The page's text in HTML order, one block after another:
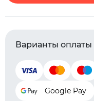
Варианты оплаты
Google Pay